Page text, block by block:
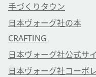
手づくりタウン
日本ヴォーグ社の本
CRAFTING
日本ヴォーグ社公式サ
日本ヴォーグ社コーポ